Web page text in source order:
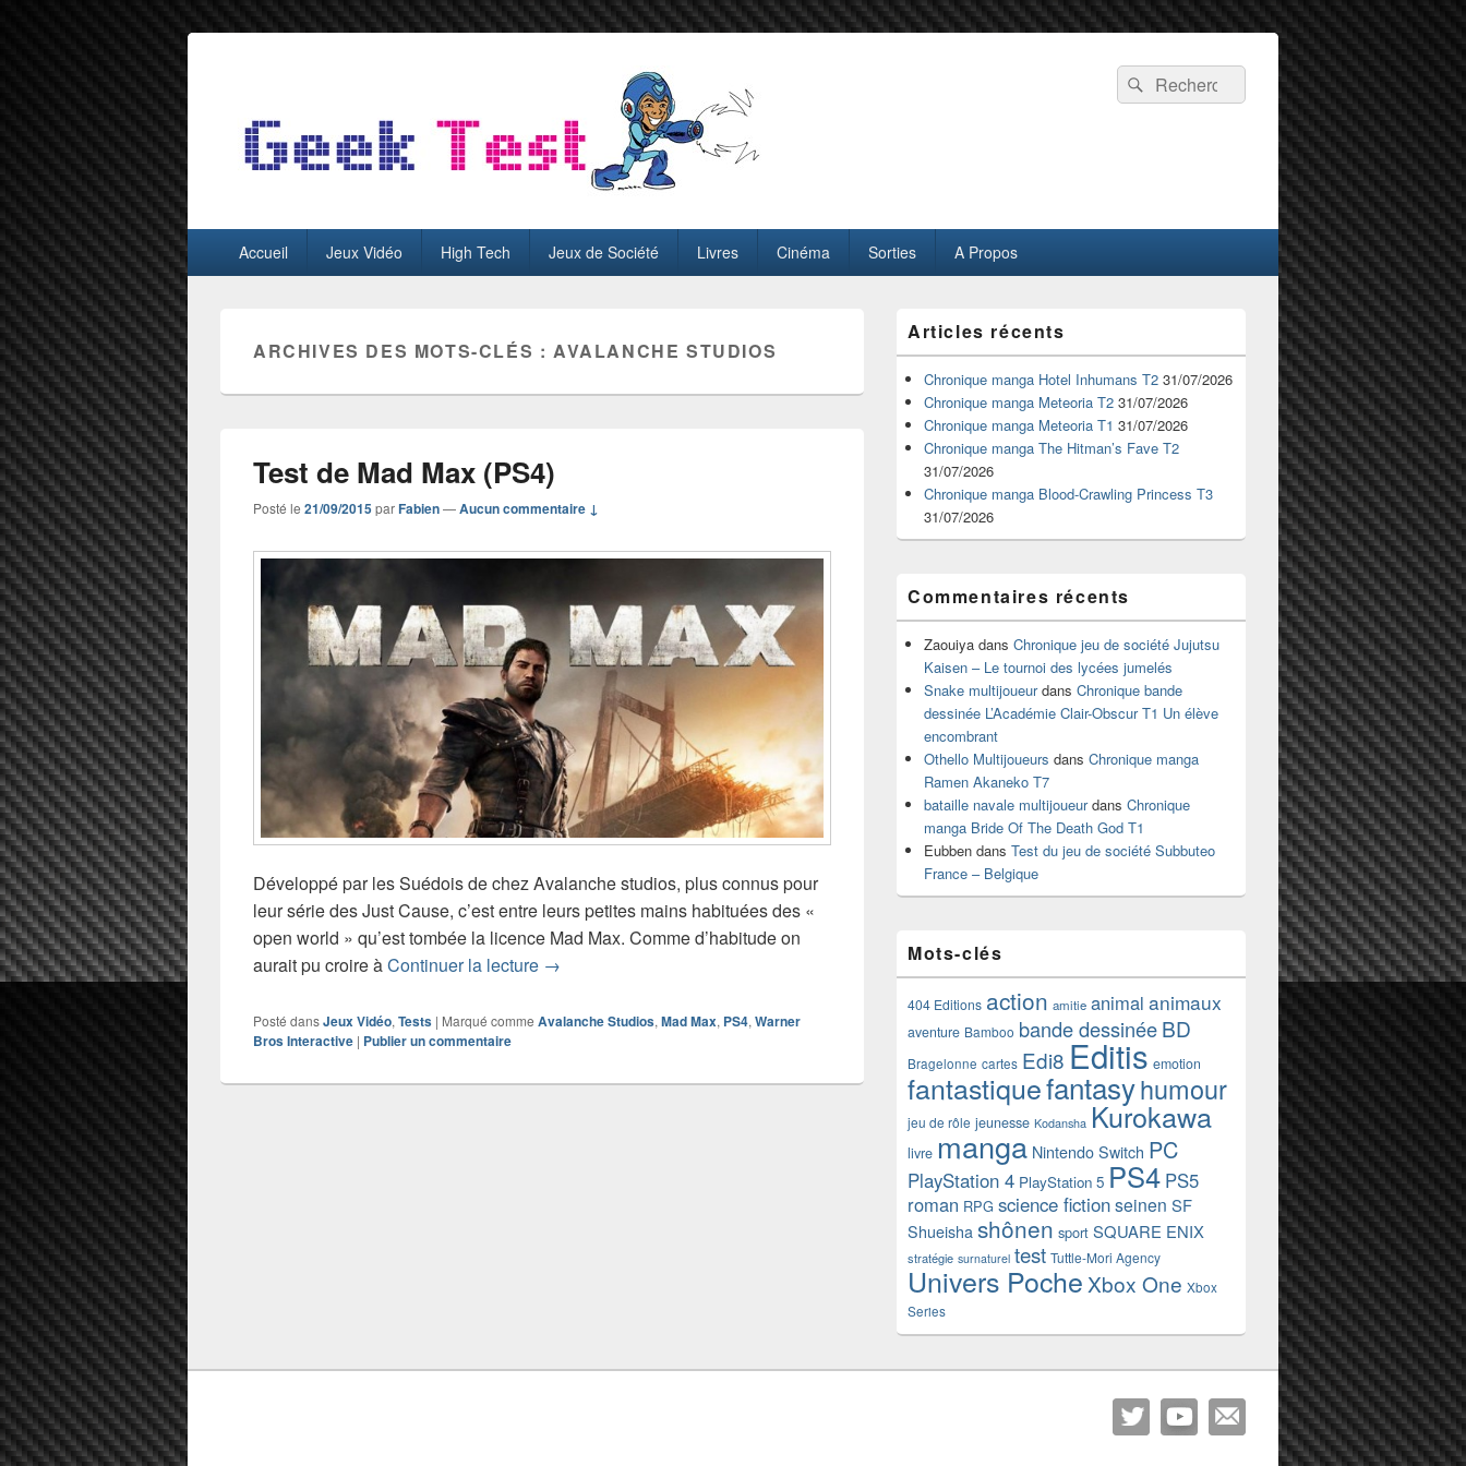
GeekTest
Recherche :
Rechercher
principalAccueil Jeux Vidéo High Tech Jeux de Société Livres Cinéma Sorties A Propos
ARCHIVES DES MOTS-CLÉS :AVALANCHE STUDIOS
Test de Mad Max (PS4)
Posté le 21/09/2015parFabien—Aucun commentaire ↓
Développé par les Suédois de chez Avalanche studios, plus connus pour
leur série des Just Cause, c’est entre leurs petites mains habituées des «
open world » qu’est tombée la licence Mad Max. Comme d’habitude on
aurait pu croire àContinuer la lecture Test de Mad Max (PS4)
→
Posté dansJeux Vidéo, Tests | Marqué comme Avalanche Studios, Mad Max, PS4, Warner
Bros Interactive | Publier un commentaire
principale
de
widget
pour
barre
latérale
Articles récents
Chronique manga Hotel Inhumans T2 31/07/2026
Chronique manga Meteoria T2 31/07/2026
Chronique manga Meteoria T1 31/07/2026
Chronique manga The Hitman’s Fave T2
31/07/2026
Chronique manga Blood-Crawling Princess T3
31/07/2026
Commentaires récents
Zaouiya dans Chronique jeu de société Jujutsu
Kaisen – Le tournoi des lycées jumelés
Snake multijoueurdans Chronique bande
dessinée L’Académie Clair-Obscur T1 Un élève
encombrant
Othello Multijoueurs dans Chronique manga
Ramen Akaneko T7
bataille navale multijoueurdans Chronique
manga Bride Of The Death God T1
Eubben dans Test du jeu de société Subbuteo
France – Belgique
Mots-clés
404 Editions action amitie animal animaux
aventure Bamboo bande dessinéeBD
Bragelonne cartes Edi8 Editis emotion
fantastiquefantasyhumour
jeu de rôle jeunesse Kodansha Kurokawa
livre manga Nintendo Switch PC
PlayStation 4 PlayStation 5 PS4 PS5
roman RPG science fictionseinen SF
Shueisha shônen sport SQUARE ENIX
stratégie surnaturel test Tuttle-Mori Agency
Univers Poche Xbox One Xbox
Series